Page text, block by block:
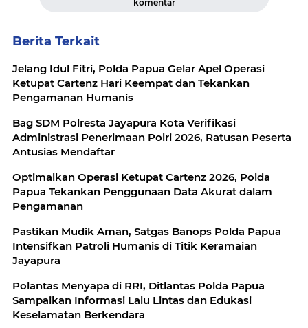
komentar
Berita Terkait
Jelang Idul Fitri, Polda Papua Gelar Apel Operasi
Ketupat Cartenz Hari Keempat dan Tekankan
Pengamanan Humanis
Bag SDM Polresta Jayapura Kota Verifikasi
Administrasi Penerimaan Polri 2026, Ratusan Peserta
Antusias Mendaftar
Optimalkan Operasi Ketupat Cartenz 2026, Polda
Papua Tekankan Penggunaan Data Akurat dalam
Pengamanan
Pastikan Mudik Aman, Satgas Banops Polda Papua
Intensifkan Patroli Humanis di Titik Keramaian
Jayapura
Polantas Menyapa di RRI, Ditlantas Polda Papua
Sampaikan Informasi Lalu Lintas dan Edukasi
Keselamatan Berkendara